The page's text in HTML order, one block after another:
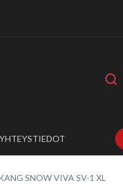
YHTEYSTIEDOT
SNOW VIVA SV-1 XL